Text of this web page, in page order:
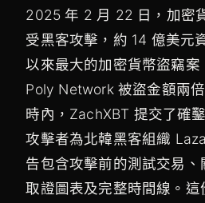
2025 年 2 月 22 日，加密
受黑客攻擊，約 14 億美元
以來最大的加密貨幣盜竊
Poly Network 被盜金額兩
時內，ZachXBT 提交了確
攻擊者為北韓黑客組織
告包含攻擊前的測試交易、
取證圖表及完整時間線。這